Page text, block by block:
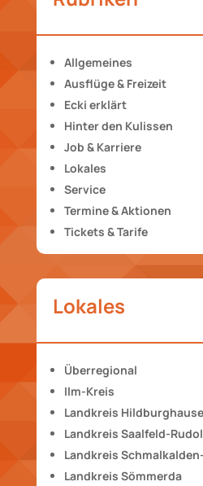
Allgemeines
Ausflüge & Freizeit
Ecki erklärt
Hinter den Kulissen
Job & Karriere
Lokales
Service
Termine & Aktionen
Tickets & Tarife
Lokales
Überregional
Ilm-Kreis
Landkreis
Landkreis Saalfeld-
Landkreis
Landkreis Sömmerda